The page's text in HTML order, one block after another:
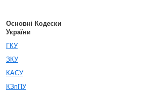
Основні Кодески
України
ГКУ
ЗКУ
КАСУ
КЗпПУ